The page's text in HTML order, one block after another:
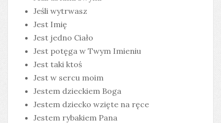
Jeśli wytrwasz
Jest Imię
Jest jedno Ciało
Jest potęga w Twym Imieniu
Jest taki ktoś
Jest w sercu moim
Jestem dzieckiem Boga
Jestem dziecko wzięte na ręce
Jestem rybakiem Pana